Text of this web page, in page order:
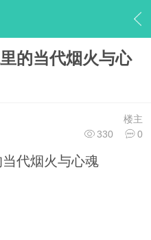
容
的当代烟火与心
楼主
330
0
代烟火与心魂